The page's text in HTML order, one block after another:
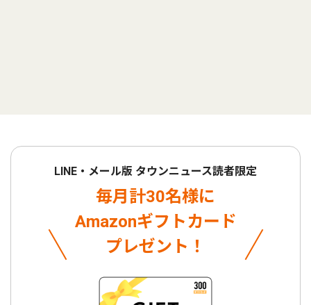
LINE・メール版 タウンニュース読者限定
毎月計30名様に
Amazonギフトカード
プレゼント！